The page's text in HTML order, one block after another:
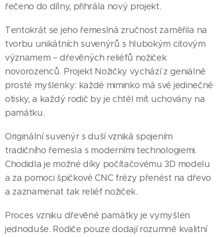
řečeno do dílny, přihrála nový projekt.
Tentokrát se jeho řemeslná zručnost zaměřila na
tvorbu unikátních suvenýrů s hlubokým citovým
významem – dřevěných reliéfů nožiček
novorozenců. Projekt Nožičky vychází z geniálně
prosté myšlenky: každé miminko má své jedinečné
otisky, a každý rodič by je chtěl mít uchovány na
památku.
Originální suvenýr s duší vzniká spojením
tradičního řemesla s moderními technologiemi.
Chodidla je možné díky počítačovému 3D modelu
a za pomoci špičkové CNC frézy přenést na dřevo
a zaznamenat tak reliéf nožiček.
Proces vzniku dřevěné památky je vymyšlen
jednoduše. Rodiče pouze dodají rozumně kvalitní